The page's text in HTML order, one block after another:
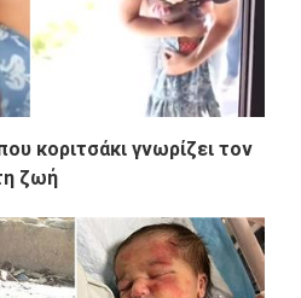
κοριτσάκι γνωρίζει τον
ζωή